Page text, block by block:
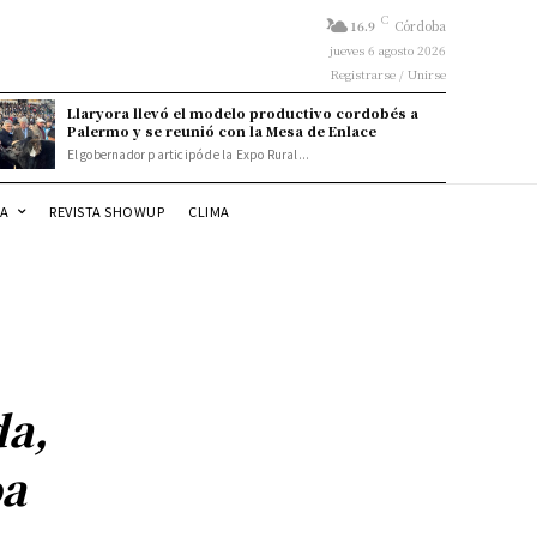
16.9 C Córdoba
jueves 6 agosto 2026
Registrarse / Unirse
Llaryora llevó el modelo productivo cordobés a
Palermo y se reunió con la Mesa de Enlace
El gobernador participó de la Expo Rural...
REVISTA SHOWUP CLIMA